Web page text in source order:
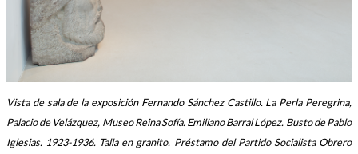
Vista de sala de la exposición Fernando Sánchez Castillo. La Perla Peregrina,
Palacio de Velázquez, Museo Reina Sofía. Emiliano Barral López. Busto de Pablo
Iglesias. 1923-1936. Talla en granito. Préstamo del Partido Socialista Obrero